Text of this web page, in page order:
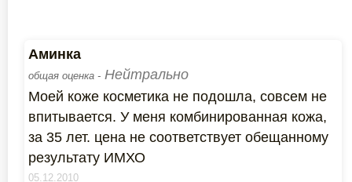
Аминка
общая оценка - Нейтрально
Моей коже косметика не подошла, совсем не
впитывается. У меня комбинированная кожа,
за 35 лет. цена не соответствует обещанному
результату ИМХО
05.12.2010